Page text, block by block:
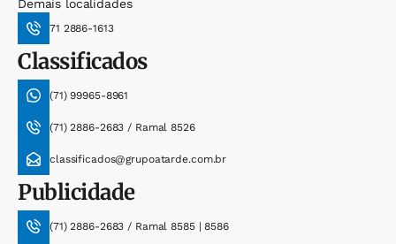
Demais localidades
71 2886-1613
Classificados
(71) 99965-8961
(71) 2886-2683 / Ramal 8526
classificados@grupoatarde.com.br
Publicidade
(71) 2886-2683 / Ramal 8585 | 8586